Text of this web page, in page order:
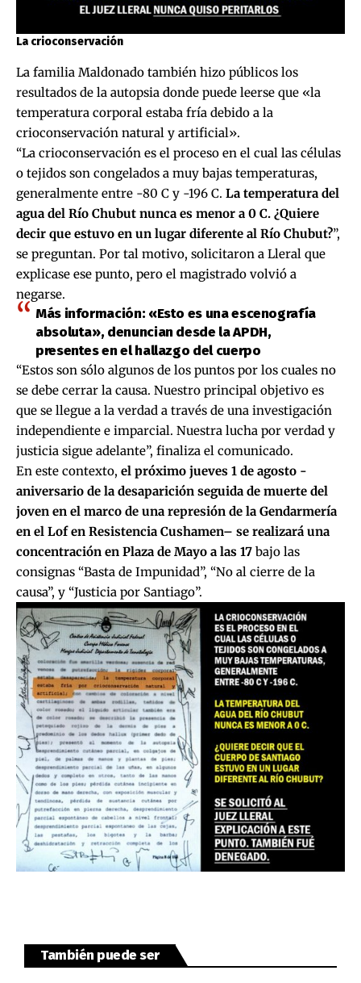
La crioconservación
La familia Maldonado también hizo públicos los
resultados de la autopsia donde puede leerse que «la
temperatura corporal estaba fría debido a la
crioconservación natural y artificial».
“La crioconservación es el proceso en el cual las células
o tejidos son congelados a muy bajas temperaturas,
generalmente entre -80 C y -196 C. La temperatura del
agua del Río Chubut nunca es menor a 0 C. ¿Quiere
decir que estuvo en un lugar diferente al Río Chubut?”,
se preguntan. Por tal motivo, solicitaron a Lleral que
explicase ese punto, pero el magistrado volvió a
negarse.
Más información: «Esto es una escenografía
absoluta», denuncian desde la APDH,
presentes en el hallazgo del cuerpo
“Estos son sólo algunos de los puntos por los cuales no
se debe cerrar la causa. Nuestro principal objetivo es
que se llegue a la verdad a través de una investigación
independiente e imparcial. Nuestra lucha por verdad y
justicia sigue adelante”, finaliza el comunicado.
En este contexto, el próximo jueves 1 de agosto -
aniversario de la desaparición seguida de muerte del
joven en el marco de una represión de la Gendarmería
en el Lof en Resistencia Cushamen– se realizará una
concentración en Plaza de Mayo a las 17 bajo las
consignas “Basta de Impunidad”, “No al cierre de la
causa”, y “Justicia por Santiago”.
También puede ser